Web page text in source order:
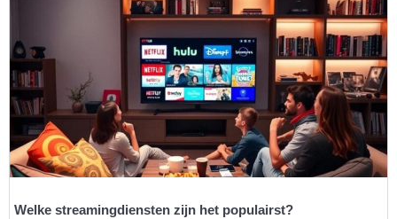
Welke streamingdiensten zijn het populairst?